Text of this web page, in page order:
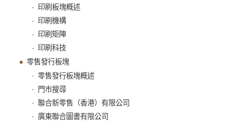
印刷板塊概述
印刷機構
印刷矩陣
印刷科技
零售發行板塊
零售發行板塊概述
門市搜尋
聯合新零售（香港）有限公司
廣東聯合圖書有限公司